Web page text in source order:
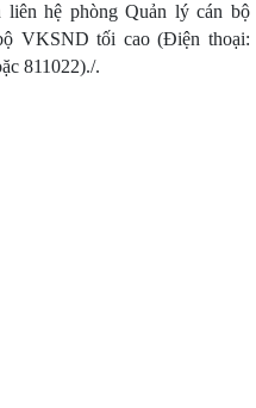
hệ phòng Quản lý cán bộ
VKSND tối cao (Điện thoại:
811022)./.